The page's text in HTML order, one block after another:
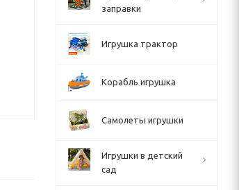
заправки
Игрушка трактор
Корабль игрушка
Самолеты игрушки
Игрушки в детский
сад